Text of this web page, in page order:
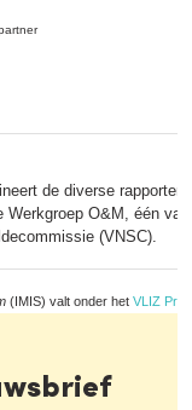
de diverse
O&M, één
(VNSC).
(IMIS) valt onder het VLIZ